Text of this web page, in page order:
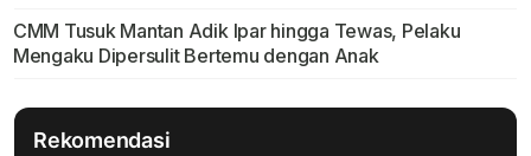
CMM Tusuk Mantan Adik Ipar hingga Tewas, Pelaku
Mengaku Dipersulit Bertemu dengan Anak
Rekomendasi